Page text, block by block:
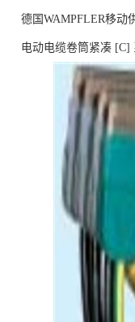
德国WAMPFLER移动
电动电缆卷筒紧凑 [C]